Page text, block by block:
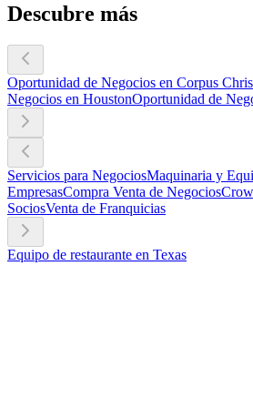
Descubre más
Oportunidad de Negocios en Corpus
Negocios en HoustonOportunidad de
Servicios para NegociosMaquinaria y
EmpresasCompra Venta de Negocios
SociosVenta de Franquicias
Equipo de restaurante en Texas